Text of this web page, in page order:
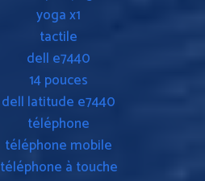
yoga x1
tactile
dell e7440
14 pouces
dell latitude e7440
téléphone
téléphone mobile
téléphone à touche